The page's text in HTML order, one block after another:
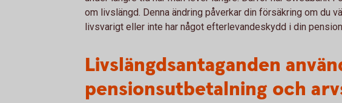
om livslängd. Denna ändring påverkar din försäkring om du
livsvarigt eller inte har något efterlevandeskydd i din
Livslängdsantaganden
pensionsutbetalning och